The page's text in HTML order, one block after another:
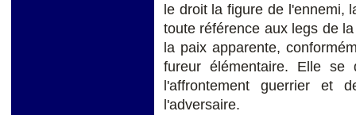
le droit la figure de l'ennemi,
toute référence aux legs de
la paix apparente,
fureur élémentaire. Elle se
l'affrontement guerrier et
l'adversaire.